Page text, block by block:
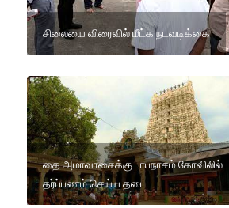
சிலையை விரைவில் மீட்க நடவடிக்கை
தை அமாவாசைக்கு பாபநாசம் கோவிலில்
தர்ப்பணம் செய்ய தடை